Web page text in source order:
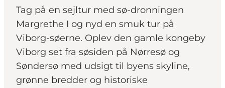
Tag på en sejltur med sø-dronningen
Margrethe I og nyd en smuk tur på
Viborg-søerne. Oplev den gamle kongeby
Viborg set fra søsiden på Nørresø og
Søndersø med udsigt til byens skyline,
grønne bredder og historiske